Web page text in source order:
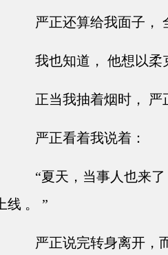
严正还算给我面子，
我也知道， 他想以柔
正当我抽着烟时， 严
严正看着我说着：
“夏天，当事人也来了
上线 。 ”
严正说完转身离开，